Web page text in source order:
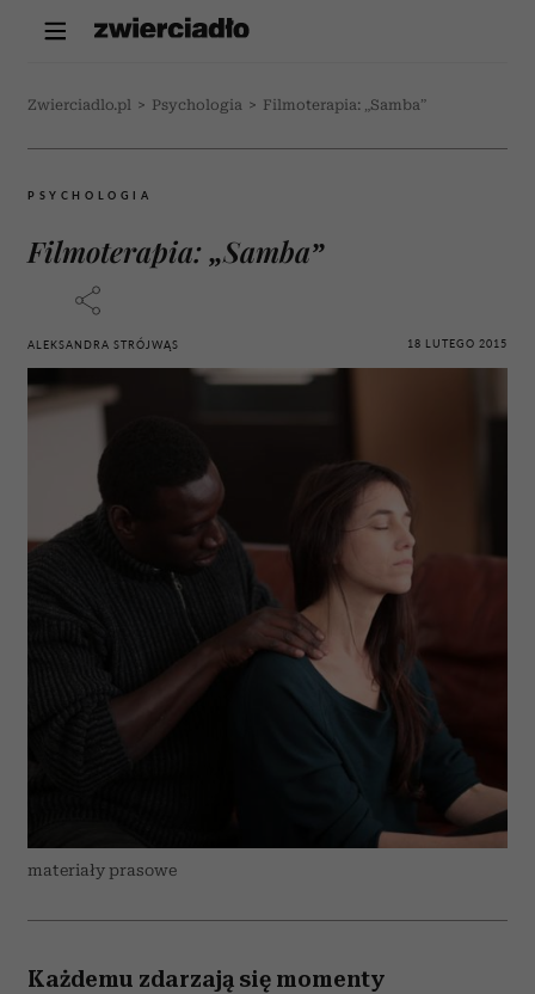
Zwierciadlo.pl > Psychologia > Filmoterapia: „Samba”
PSYCHOLOGIA
Filmoterapia: „Samba”
ALEKSANDRA STRÓJWĄS 18 LUTEGO 2015
materiały prasowe
Każdemu zdarzają się momenty